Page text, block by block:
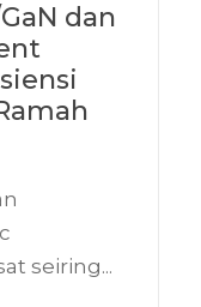
dan
seiring...